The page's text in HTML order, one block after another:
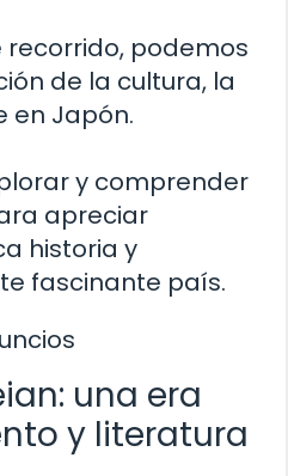
recorrido, podemos
de la cultura, la
en Japón.
y comprender
apreciar
historia y
fascinante país.
una era
y literatura